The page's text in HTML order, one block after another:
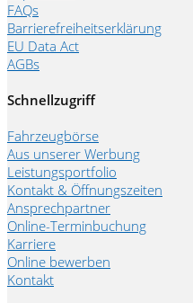
FAQs
Barrierefreiheitserklärung
EU Data Act
AGBs
Schnellzugriff
Fahrzeugbörse
Aus unserer Werbung
Leistungsportfolio
Kontakt & Öffnungszeiten
Ansprechpartner
Online-Terminbuchung
Karriere
Online bewerben
Kontakt